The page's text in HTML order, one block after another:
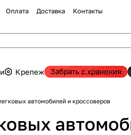
Оплата Доставка Контакты
Крепеж Забрать с хранения
R19 5х112 для легковых автомобилей и кроссоверов